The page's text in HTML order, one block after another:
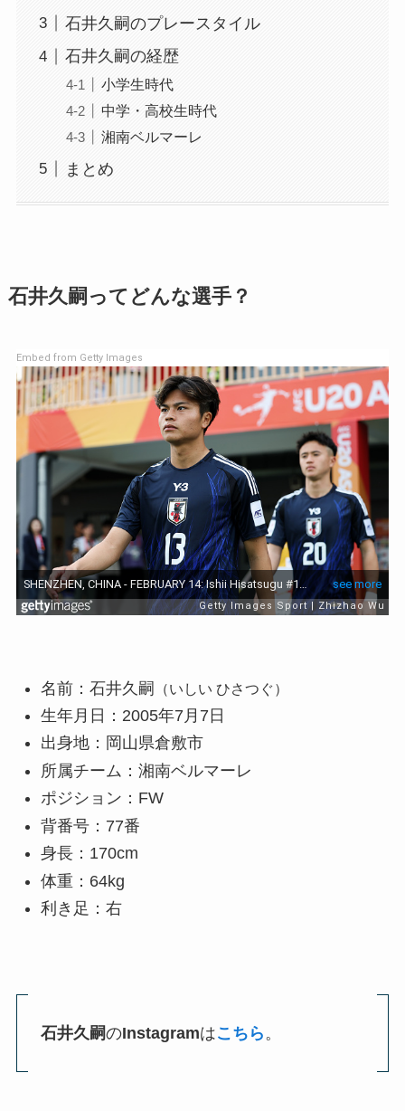
石井久嗣のプレースタイル
石井久嗣の経歴
小学生時代
中学・高校生時代
湘南ベルマーレ
まとめ
石井久嗣ってどんな選手？
Embed from Getty Images
名前：石井久嗣 （いしい ひさつぐ）
生年月日：2005年7月7日
出身地：岡山県倉敷市
所属チーム：湘南ベルマーレ
ポジション：FW
背番号：77番
身長：170cm
体重：64kg
利き足：右
石井久嗣のInstagramはこちら 。